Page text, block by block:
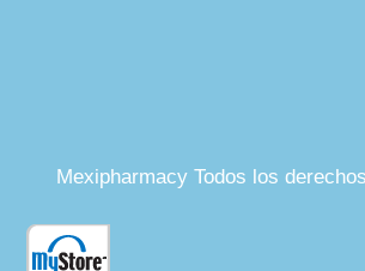
Mexipharmacy Todos los